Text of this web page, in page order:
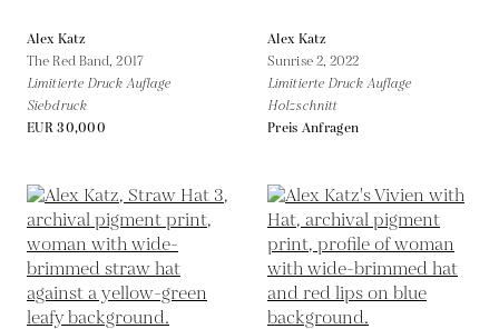
Alex Katz
The Red Band,2017
Limitierte Druck Auflage
Siebdruck
EUR 30,000
Alex Katz
Sunrise 2,2022
Limitierte Druck Auflage
Holzschnitt
Preis Anfragen